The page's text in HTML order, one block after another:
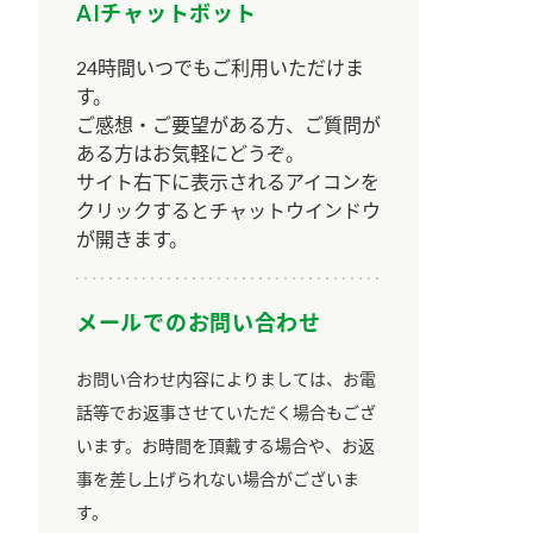
AIチャットボット
24時間いつでもご利用いただけま
す。
ご感想・ご要望がある方、ご質問が
ある方はお気軽にどうぞ。
サイト右下に表示されるアイコンを
クリックするとチャットウインドウ
が開きます。
メールでのお問い合わせ
お問い合わせ内容によりましては、お電
話等でお返事させていただく場合もござ
います。お時間を頂戴する場合や、お返
事を差し上げられない場合がございま
す。